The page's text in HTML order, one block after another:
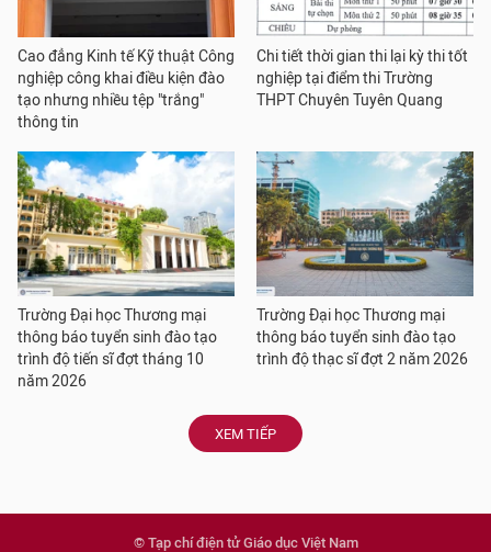
Cao đẳng Kinh tế Kỹ thuật Công
nghiệp công khai điều kiện đào
tạo nhưng nhiều tệp "trắng"
thông tin
Chi tiết thời gian thi lại kỳ thi tốt
nghiệp tại điểm thi Trường
THPT Chuyên Tuyên Quang
Trường Đại học Thương mại
thông báo tuyển sinh đào tạo
trình độ tiến sĩ đợt tháng 10
năm 2026
Trường Đại học Thương mại
thông báo tuyển sinh đào tạo
trình độ thạc sĩ đợt 2 năm 2026
XEM TIẾP
© Tạp chí điện tử Giáo dục Việt Nam